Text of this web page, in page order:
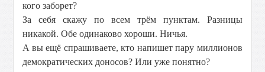
кого заборет?
За себя скажу по всем трём пунктам. Разницы
никакой. Обе одинаково хороши. Ничья.
A вы ещё спрашиваете, кто напишет пару миллионов
демократических доносов? Или уже понятно?